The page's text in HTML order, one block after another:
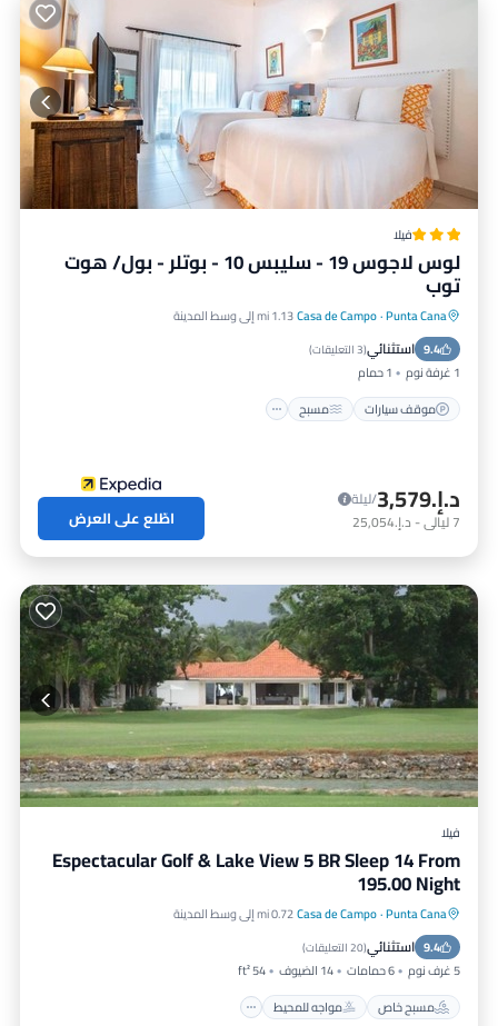
فيلا
لوس لاجوس 19 - سليبس 10 - بوتلر - بول/ هوت
توب
Punta Cana
·
Casa de Campo1.13 mi إلى وسط المدينة
9.4 استثنائي(3 التعليقات )
1 غرفة نوم
1 حمام
موقف سيارات
مسبح
موقف سيارات مسبح
شرفة / تراس
مطبخ
د.إ.‏3,579
/ليلة
7ليالي- د.إ.‏25,054 اطّلع على العرض
فيلا
Espectacular Golf & Lake View 5 BR Sleep 14 From
195.00 Night
Punta Cana
·
Casa de Campo0.72 mi إلى وسط المدينة
9.4 استثنائي(20 التعليقات )
5 غرف نوم 6 حمامات 14 الضيوف
54 ft²
مسبح خاص
مواجه للمحيط
مسبح خاص مواجه للمحيط
موقف سيارات
مسبح